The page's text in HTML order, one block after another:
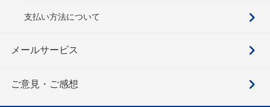
支払い方法について
メールサービス
ご意見・ご感想